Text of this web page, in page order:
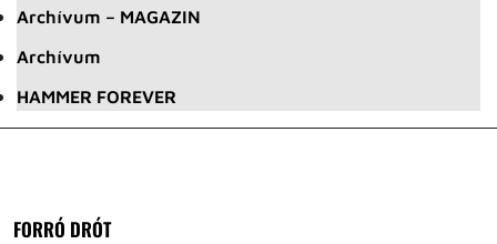
Archívum – MAGAZIN
Archívum
HAMMER FOREVER
FORRÓ DRÓT